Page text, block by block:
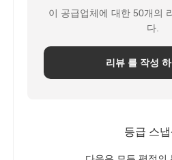
이 공급업체에 대한 50개의
다.
리뷰 를 작성
등급 스